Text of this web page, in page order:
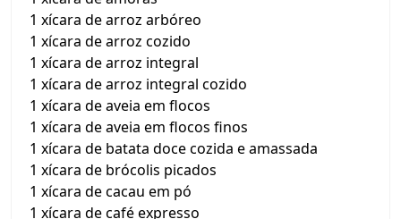
1 xícara de arroz arbóreo
1 xícara de arroz cozido
1 xícara de arroz integral
1 xícara de arroz integral cozido
1 xícara de aveia em flocos
1 xícara de aveia em flocos finos
1 xícara de batata doce cozida e amassada
1 xícara de brócolis picados
1 xícara de cacau em pó
1 xícara de café expresso